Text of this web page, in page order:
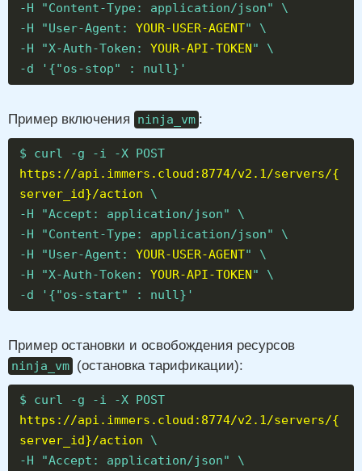
-H "Content-Type: application/json" \
-H "User-Agent: YOUR-USER-AGENT" \
-H "X-Auth-Token: YOUR-API-TOKEN" \
-d '{"os-stop" : null}'
Пример включения ninja_vm :
$ curl -g -i -X POST
https://api.immers.cloud:8774/v2.1/servers/{
server_id}/action \
-H "Accept: application/json" \
-H "Content-Type: application/json" \
-H "User-Agent: YOUR-USER-AGENT" \
-H "X-Auth-Token: YOUR-API-TOKEN" \
-d '{"os-start" : null}'
Пример остановки и освобождения ресурсов
ninja_vm (остановка тарификации):
$ curl -g -i -X POST
https://api.immers.cloud:8774/v2.1/servers/{
server_id}/action \
-H "Accept: application/json" \